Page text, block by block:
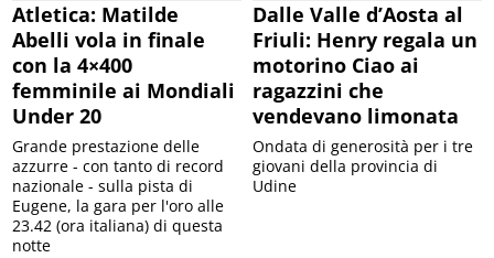
Atletica: Matilde
Abelli vola in finale
con la 4×400
femminile ai Mondiali
Under 20
Grande prestazione delle
azzurre - con tanto di record
nazionale - sulla pista di
Eugene, la gara per l'oro alle
23.42 (ora italiana) di questa
notte
Dalle Valle d’Aosta al
Friuli: Henry regala un
motorino Ciao ai
ragazzini che
vendevano limonata
Ondata di generosità per i tre
giovani della provincia di
Udine